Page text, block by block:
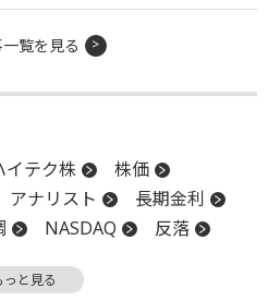
覧を見る
イテク株
株価
アナリスト
長期金利
NASDAQ
反落
っと見る